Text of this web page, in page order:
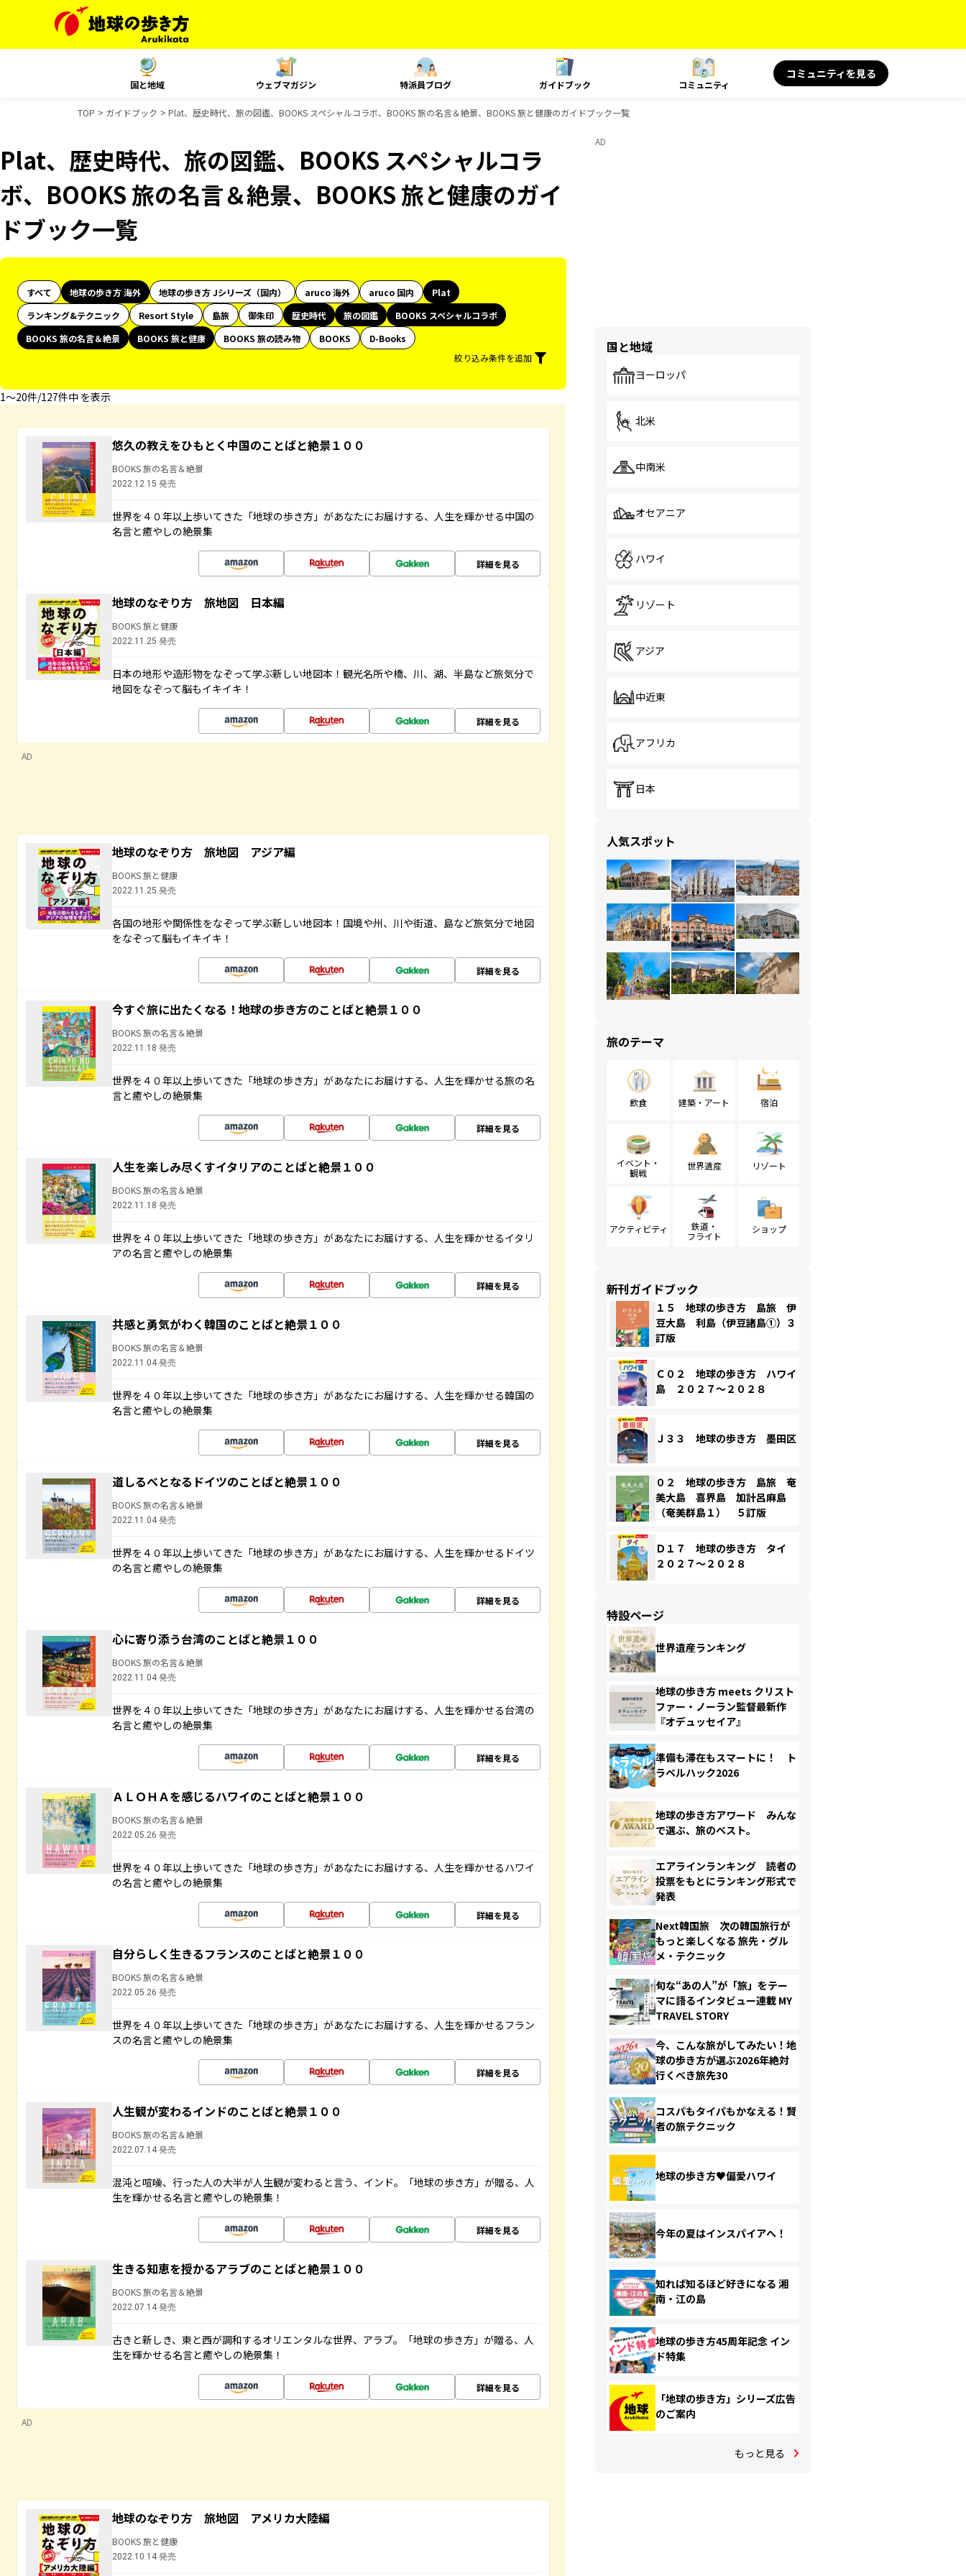
国と地域 ウェブマガジン 特派員ブログ ガイドブック コミュニティ
コミュニティを見る
TOP ガイドブック Plat、歴史時代、旅の図鑑、BOOKS スペシャルコラボ、BOOKS 旅の名言＆絶景、BOOKS 旅と健康のガイドブック一覧
Plat、歴史時代、旅の図鑑、BOOKS スペシャルコラ
ボ、BOOKS 旅の名言＆絶景、BOOKS 旅と健康のガイ
ドブック一覧
すべて 地球の歩き方 海外 地球の歩き方 Jシリーズ（国内） aruco 海外 aruco 国内
Plat
ランキング&テクニック
Resort Style 島旅 御朱印 歴史時代 旅の図鑑
BOOKS スペシャルコラボ
BOOKS 旅の名言＆絶景
BOOKS 旅と健康 BOOKS 旅の読み物 BOOKS
D-Books
絞り込み条件を追加
1〜20件/127件中 を表示
悠久の教えをひもとく中国のことばと絶景１００
BOOKS 旅の名言＆絶景
2022.12.15 発売
世界を４０年以上歩いてきた「地球の歩き方」があなたにお届けする、人生を輝かせる中国の
名言と癒やしの絶景集
詳細を見る
地球のなぞり方 旅地図 日本編
BOOKS 旅と健康
2022.11.25 発売
日本の地形や造形物をなぞって学ぶ新しい地図本！観光名所や橋、川、湖、半島など旅気分で
地図をなぞって脳もイキイキ！
詳細を見る
AD
地球のなぞり方 旅地図 アジア編
BOOKS 旅と健康
2022.11.25 発売
各国の地形や関係性をなぞって学ぶ新しい地図本！国境や州、川や街道、島など旅気分で地図
をなぞって脳もイキイキ！
詳細を見る
今すぐ旅に出たくなる！地球の歩き方のことばと絶景１００
BOOKS 旅の名言＆絶景
2022.11.18 発売
世界を４０年以上歩いてきた「地球の歩き方」があなたにお届けする、人生を輝かせる旅の名
言と癒やしの絶景集
詳細を見る
人生を楽しみ尽くすイタリアのことばと絶景１００
BOOKS 旅の名言＆絶景
2022.11.18 発売
世界を４０年以上歩いてきた「地球の歩き方」があなたにお届けする、人生を輝かせるイタリ
アの名言と癒やしの絶景集
詳細を見る
共感と勇気がわく韓国のことばと絶景１００
BOOKS 旅の名言＆絶景
2022.11.04 発売
世界を４０年以上歩いてきた「地球の歩き方」があなたにお届けする、人生を輝かせる韓国の
名言と癒やしの絶景集
詳細を見る
道しるべとなるドイツのことばと絶景１００
BOOKS 旅の名言＆絶景
2022.11.04 発売
世界を４０年以上歩いてきた「地球の歩き方」があなたにお届けする、人生を輝かせるドイツ
の名言と癒やしの絶景集
詳細を見る
心に寄り添う台湾のことばと絶景１００
BOOKS 旅の名言＆絶景
2022.11.04 発売
世界を４０年以上歩いてきた「地球の歩き方」があなたにお届けする、人生を輝かせる台湾の
名言と癒やしの絶景集
詳細を見る
ＡＬＯＨＡを感じるハワイのことばと絶景１００
BOOKS 旅の名言＆絶景
2022.05.26 発売
世界を４０年以上歩いてきた「地球の歩き方」があなたにお届けする、人生を輝かせるハワイ
の名言と癒やしの絶景集
詳細を見る
自分らしく生きるフランスのことばと絶景１００
BOOKS 旅の名言＆絶景
2022.05.26 発売
世界を４０年以上歩いてきた「地球の歩き方」があなたにお届けする、人生を輝かせるフラン
スの名言と癒やしの絶景集
詳細を見る
人生観が変わるインドのことばと絶景１００
BOOKS 旅の名言＆絶景
2022.07.14 発売
混沌と喧噪、行った人の大半が人生観が変わると言う、インド。「地球の歩き方」が贈る、人
生を輝かせる名言と癒やしの絶景集！
詳細を見る
生きる知恵を授かるアラブのことばと絶景１００
BOOKS 旅の名言＆絶景
2022.07.14 発売
古きと新しき、東と西が調和するオリエンタルな世界、アラブ。「地球の歩き方」が贈る、人
生を輝かせる名言と癒やしの絶景集！
詳細を見る
AD
地球のなぞり方 旅地図 アメリカ大陸編
BOOKS 旅と健康
2022.10.14 発売
AD
国と地域
ヨーロッパ
北米
中南米
オセアニア
ハワイ
リゾート
アジア
中近東
アフリカ
日本
人気スポット
旅のテーマ
飲食 建築・アート 宿泊
イベント・
観戦
世界遺産 リゾート
アクティビティ
鉄道・
フライト
ショップ
新刊ガイドブック
１５ 地球の歩き方 島旅 伊
豆大島 利島（伊豆諸島①）３
訂版
Ｃ０２ 地球の歩き方 ハワイ
島 ２０２７～２０２８
Ｊ３３ 地球の歩き方 墨田区
０２ 地球の歩き方 島旅 奄
美大島 喜界島 加計呂麻島
（奄美群島１） ５訂版
Ｄ１７ 地球の歩き方 タイ
２０２７～２０２８
特設ページ
世界遺産ランキング
地球の歩き方 meets クリスト
ファー・ノーラン監督最新作
『オデュッセイア』
準備も滞在もスマートに！ ト
ラベルハック2026
地球の歩き方アワード みんな
で選ぶ、旅のベスト。
エアラインランキング 読者の
投票をもとにランキング形式で
発表
Next韓国旅 次の韓国旅行が
もっと楽しくなる 旅先・グル
メ・テクニック
旬な“あの人”が「旅」をテー
マに語るインタビュー連載 MY
TRAVEL STORY
今、こんな旅がしてみたい！地
球の歩き方が選ぶ2026年絶対
行くべき旅先30
コスパもタイパもかなえる！賢
者の旅テクニック
地球の歩き方♥偏愛ハワイ
今年の夏はインスパイアへ！
知れば知るほど好きになる 湘
南・江の島
地球の歩き方45周年記念 イン
ド特集
「地球の歩き方」シリーズ広告
のご案内
もっと見る